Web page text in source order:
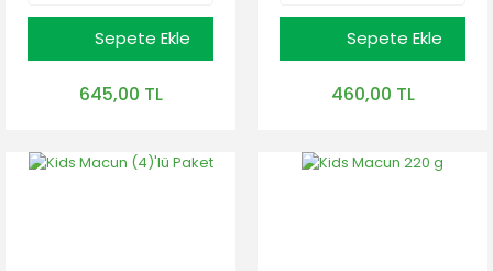
Sepete Ekle
645,00 TL
Sepete Ekle
460,00 TL